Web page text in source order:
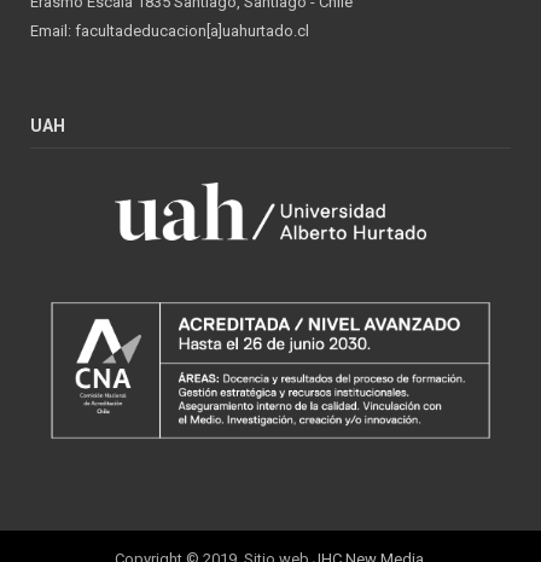
Email: facultadeducacion[a]uahurtado.cl
UAH